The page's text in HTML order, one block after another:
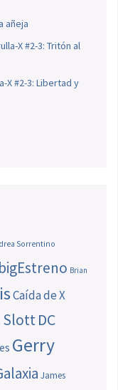
añeja
X #2-3: Tritón al
X #2-3: Libertad y
Sorrentino
bigEstreno Brian
Caída de X
SlottDC
Gerry
James